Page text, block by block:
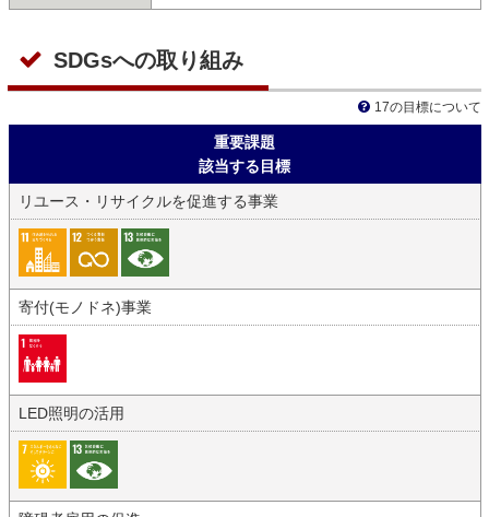
SDGsへの取り組み
17の目標について
重要課題
該当する目標
リユース・リサイクルを促進する事業
寄付(モノドネ)事業
LED照明の活用